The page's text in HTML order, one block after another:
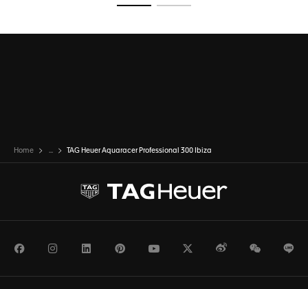
Home ... TAG Heuer Aquaracer Professional 300 Ibiza
FacebookInstagramLinkedInPinterestYoutubeTwitterWeiboWeChat